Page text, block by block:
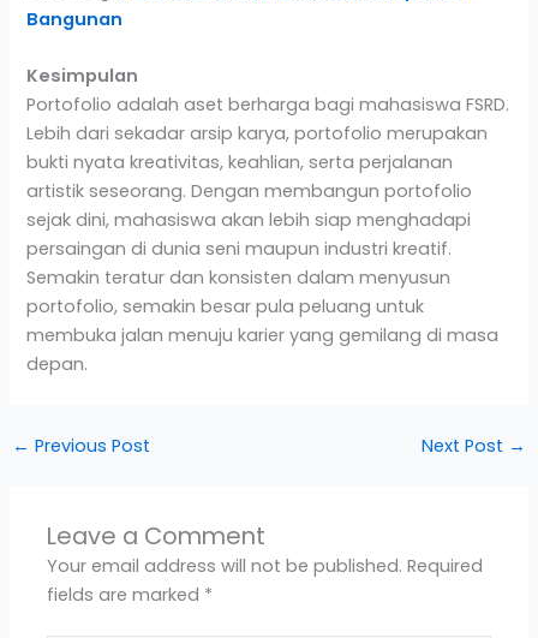
Bangunan
Kesimpulan
Portofolio adalah aset berharga bagi mahasiswa FSRD.
Lebih dari sekadar arsip karya, portofolio merupakan
bukti nyata kreativitas, keahlian, serta perjalanan
artistik seseorang. Dengan membangun portofolio
sejak dini, mahasiswa akan lebih siap menghadapi
persaingan di dunia seni maupun industri kreatif.
Semakin teratur dan konsisten dalam menyusun
portofolio, semakin besar pula peluang untuk
membuka jalan menuju karier yang gemilang di masa
depan.
← Previous Post Next Post →
Leave a Comment
Your email address will not be published. Required
fields are marked *